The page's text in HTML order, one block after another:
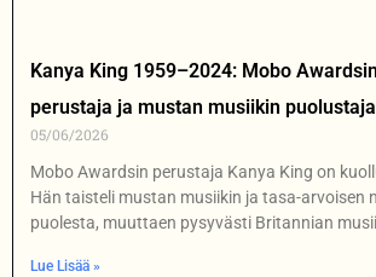
Kanya King 1959–2024: Mobo
perustaja ja mustan musiikin puolustaja
05/06/2026
Mobo Awardsin perustaja Kanya King on
Hän taisteli mustan musiikin ja tasa-arvoisen
puolesta, muuttaen pysyvästi Britannian
Lue Lisää »